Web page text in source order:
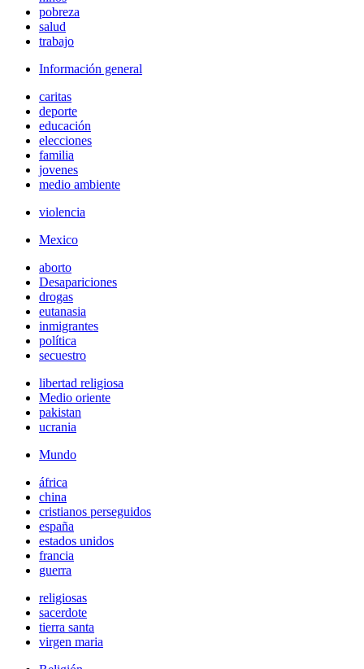
pobreza
salud
trabajo
Información general
caritas
deporte
educación
elecciones
familia
jovenes
medio ambiente
violencia
Mexico
aborto
Desapariciones
drogas
eutanasia
inmigrantes
política
secuestro
libertad religiosa
Medio oriente
pakistan
ucrania
Mundo
áfrica
china
cristianos perseguidos
españa
estados unidos
francia
guerra
religiosas
sacerdote
tierra santa
virgen maria